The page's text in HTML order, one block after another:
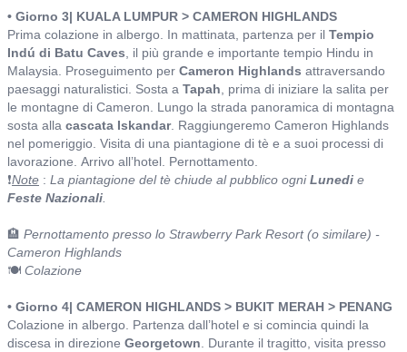
• Giorno 3| KUALA LUMPUR > CAMERON HIGHLANDS
Prima colazione in albergo. In mattinata, partenza per il Tempio
Indú di Batu Caves , il più grande e importante tempio Hindu in
Malaysia. Proseguimento per Cameron Highlands attraversando
paesaggi naturalistici. Sosta a Tapah , prima di iniziare la salita per
le montagne di Cameron. Lungo la strada panoramica di montagna
sosta alla cascata Iskandar. Raggiungeremo Cameron Highlands
nel pomeriggio. Visita di una piantagione di tè e a suoi processi di
lavorazione. Arrivo all’hotel. Pernottamento.
❗Note : La piantagione del tè chiude al pubblico ogniLunedi e
Feste Nazionali
🏨 Pernottamento presso lo Strawberry Park Resort (o similare) -
Cameron Highlands
🍽️ Colazione
• Giorno 4| CAMERON HIGHLANDS > BUKIT MERAH > PENANG
Colazione in albergo. Partenza dall’hotel e si comincia quindi la
discesa in direzione Georgetown . Durante il tragitto, visita presso